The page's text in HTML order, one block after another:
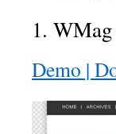
1.
Demo |